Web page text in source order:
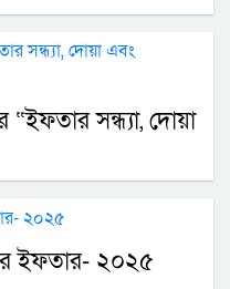
“ইফতার সন্ধ্যা, দোয়া
ইফতার- ২০২৫